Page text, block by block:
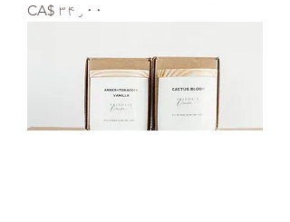
Price
CA$ ۳۴٫۰۰